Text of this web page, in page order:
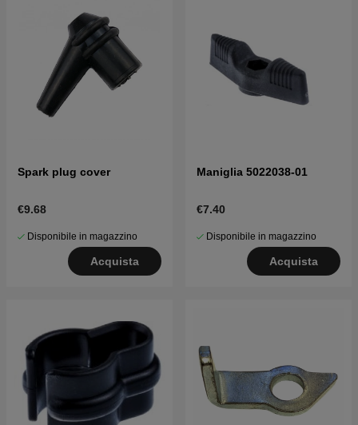
Spark plug cover
€9.68
Disponibile in magazzino
Acquista
Maniglia 5022038-01
€7.40
Disponibile in magazzino
Acquista